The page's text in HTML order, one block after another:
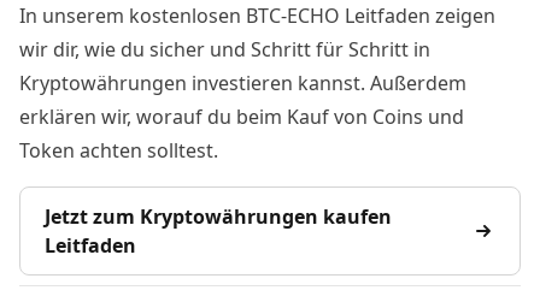
In unserem kostenlosen BTC-ECHO Leitfaden zeigen
wir dir, wie du sicher und Schritt für Schritt in
Kryptowährungen investieren kannst. Außerdem
erklären wir, worauf du beim Kauf von Coins und
Token achten solltest.
Jetzt zum Kryptowährungen kaufen
Leitfaden